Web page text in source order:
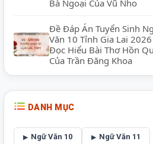
Bà Ngoại Của Vũ Nho
Đề Đáp Án Tuyển Sinh
Văn 10 Tỉnh Gia Lai
Đọc Hiểu Bài Thơ Hồn
Của Trần Đăng Khoa
DANH MỤC
Ngữ Văn 10 Ngữ Văn 11